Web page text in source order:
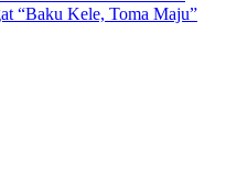
“Baku Kele, Toma Maju”